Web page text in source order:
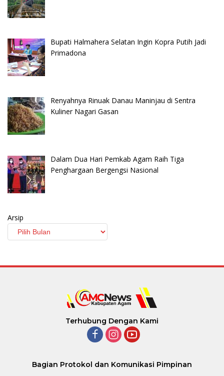
Bupati Halmahera Selatan Ingin Kopra Putih Jadi
Primadona
Renyahnya Rinuak Danau Maninjau di Sentra
Kuliner Nagari Gasan
Dalam Dua Hari Pemkab Agam Raih Tiga
Penghargaan Bergengsi Nasional
Arsip
Terhubung Dengan Kami
Bagian Protokol dan Komunikasi Pimpinan